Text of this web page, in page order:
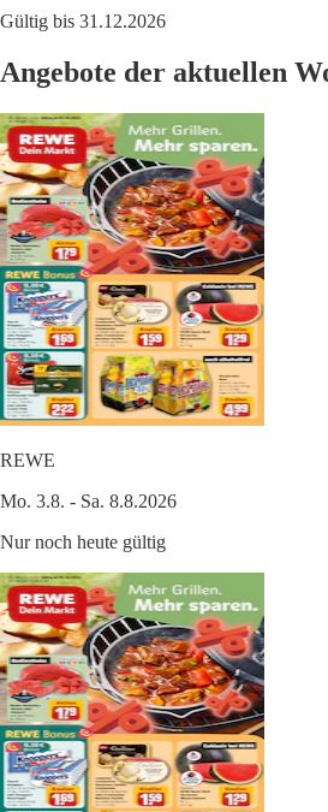
Gültig bis 31.12.2026
Angebote der aktuellen
REWE
Mo. 3.8. - Sa. 8.8.2026
Nur noch heute gültig